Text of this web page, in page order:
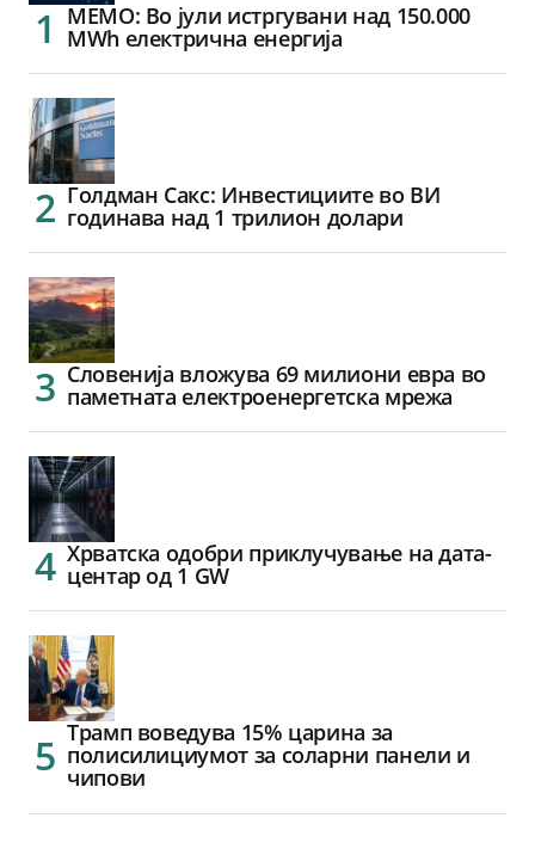
МЕМО: Во јули истргувани над 150.000
MWh електрична енергија
Голдман Сакс: Инвестициите во ВИ
годинава над 1 трилион долари
Словенија вложува 69 милиони евра во
паметната електроенергетска мрежа
Хрватска одобри приклучување на дата-
центар од 1 GW
Трамп воведува 15% царина за
полисилициумот за соларни панели и
чипови